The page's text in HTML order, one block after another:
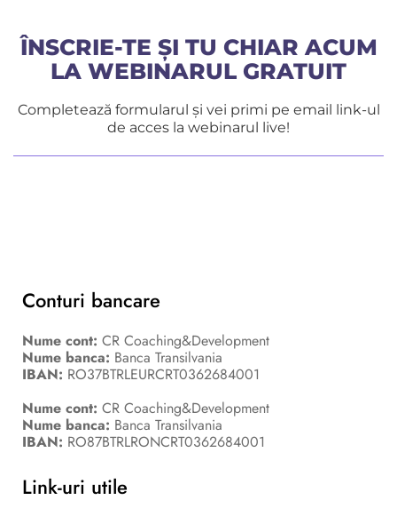
ÎNSCRIE-TE ȘI TU CHIAR ACUM
LA WEBINARUL GRATUIT
Completează formularul și vei primi pe email link-ul
de acces la webinarul live!
Conturi bancare
Nume cont: CR Coaching&Development
Nume banca: Banca Transilvania
IBAN: RO37BTRLEURCRT0362684001
Nume cont: CR Coaching&Development
Nume banca: Banca Transilvania
IBAN: RO87BTRLRONCRT0362684001
Link-uri utile